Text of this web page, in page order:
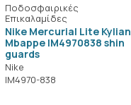
Ποδοσφαιρικές
Επικαλαμίδες
Nike Mercurial Lite Kylian
Mbappe IM4970838 shin
guards
Nike
IM4970-838